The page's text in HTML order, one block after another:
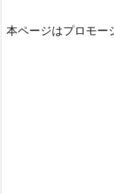
本ページはプロモー